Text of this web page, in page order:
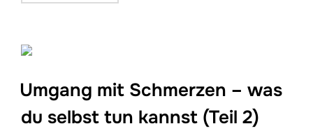
Umgang mit Schmerzen – was
du selbst tun kannst (Teil 2)